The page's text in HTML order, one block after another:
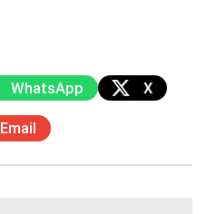
WhatsApp X
Email